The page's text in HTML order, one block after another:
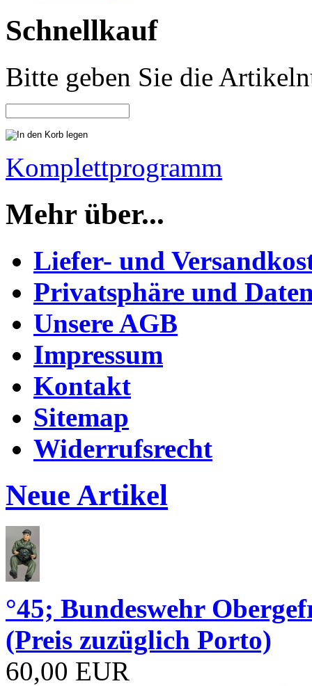
Schnellkauf
Bitte geben Sie die
Komplettprogramm
Mehr über...
Liefer- und
Privatsphäre und
Unsere AGB
Impressum
Kontakt
Sitemap
Widerrufsrecht
Neue Artikel
°45; Bundeswehr
(Preis zuzüglich Porto)
60,00 EUR